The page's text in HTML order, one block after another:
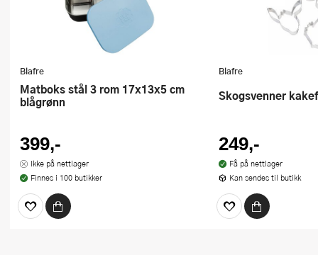
Blafre
Matboks stål 3 rom 17x13x5 cm
blågrønn
399,-
Ikke på nettlager
Finnes i 100 butikker
Blafre
Skogsvenner
249,-
Få på nettlager
Kan sendes til butikk